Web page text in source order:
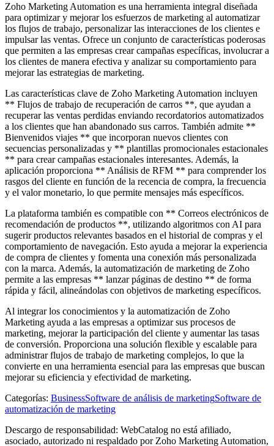
Zoho Marketing Automation es una herramienta integral diseñada
para optimizar y mejorar los esfuerzos de marketing al automatizar
los flujos de trabajo, personalizar las interacciones de los clientes e
impulsar las ventas. Ofrece un conjunto de características poderosas
que permiten a las empresas crear campañas específicas, involucrar a
los clientes de manera efectiva y analizar su comportamiento para
mejorar las estrategias de marketing.
Las características clave de Zoho Marketing Automation incluyen
** Flujos de trabajo de recuperación de carros **, que ayudan a
recuperar las ventas perdidas enviando recordatorios automatizados
a los clientes que han abandonado sus carros. También admite **
Bienvenidos viajes ** que incorporan nuevos clientes con
secuencias personalizadas y ** plantillas promocionales estacionales
** para crear campañas estacionales interesantes. Además, la
aplicación proporciona ** Análisis de RFM ** para comprender los
rasgos del cliente en función de la recencia de compra, la frecuencia
y el valor monetario, lo que permite mensajes más específicos.
La plataforma también es compatible con ** Correos electrónicos de
recomendación de productos **, utilizando algoritmos con AI para
sugerir productos relevantes basados ​​en el historial de compras y el
comportamiento de navegación. Esto ayuda a mejorar la experiencia
de compra de clientes y fomenta una conexión más personalizada
con la marca. Además, la automatización de marketing de Zoho
permite a las empresas ** lanzar páginas de destino ** de forma
rápida y fácil, alineándolas con objetivos de marketing específicos.
Al integrar los conocimientos y la automatización de Zoho
Marketing ayuda a las empresas a optimizar sus procesos de
marketing, mejorar la participación del cliente y aumentar las tasas
de conversión. Proporciona una solución flexible y escalable para
administrar flujos de trabajo de marketing complejos, lo que la
convierte en una herramienta esencial para las empresas que buscan
mejorar su eficiencia y efectividad de marketing.
Categorías: BusinessSoftware de análisis de marketingSoftware de
automatización de marketing
Descargo de responsabilidad: WebCatalog no está afiliado,
asociado, autorizado ni respaldado por Zoho Marketing Automation,